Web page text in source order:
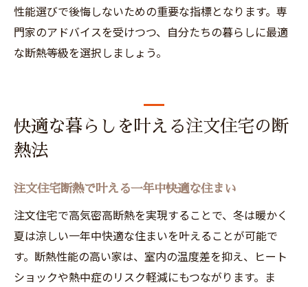
性能選びで後悔しないための重要な指標となります。専
門家のアドバイスを受けつつ、自分たちの暮らしに最適
な断熱等級を選択しましょう。
快適な暮らしを叶える注文住宅の断
熱法
注文住宅断熱で叶える一年中快適な住まい
注文住宅で高気密高断熱を実現することで、冬は暖かく
夏は涼しい一年中快適な住まいを叶えることが可能で
す。断熱性能の高い家は、室内の温度差を抑え、ヒート
ショックや熱中症のリスク軽減にもつながります。ま